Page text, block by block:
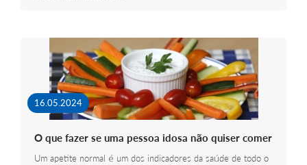
16.05.2024
O que fazer se uma pessoa idosa não quiser comer
Um apetite normal é um dos indicadores da saúde de todo o